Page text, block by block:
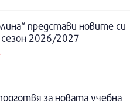
представи новите си
сезон 2026/2027
за новата учебна